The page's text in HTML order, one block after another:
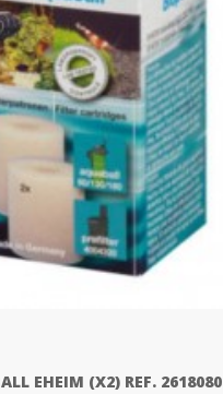
EHEIM (X2) REF. 2618080